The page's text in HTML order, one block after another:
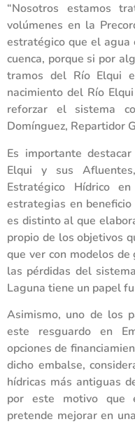
“Nosotros estamos
volúmenes en la
estratégico que el
cuenca, porque si por
tramos del Río Elqui
nacimiento del Río
reforzar el sistema
Domínguez, Repartidor
Es importante
Elqui y sus
Estratégico Hídrico
estrategias en
es distinto al que
propio de los objetivos
que ver con modelos
las pérdidas del
Laguna tiene un papel
Asimismo, uno de los
este resguardo en
opciones de
dicho embalse,
hídricas más antiguas
por este motivo que
pretende mejorar en